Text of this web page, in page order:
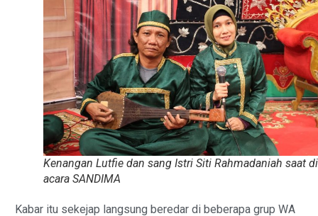
Kenangan Lutfie dan sang Istri Siti Rahmadaniah saat di
acara SANDIMA
Kabar itu sekejap langsung beredar di beberapa grup WA